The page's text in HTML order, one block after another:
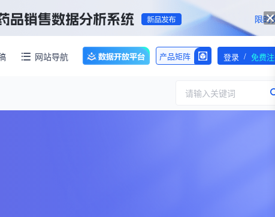
网站导航 产品矩阵 登录 / 免费
请输入关键词